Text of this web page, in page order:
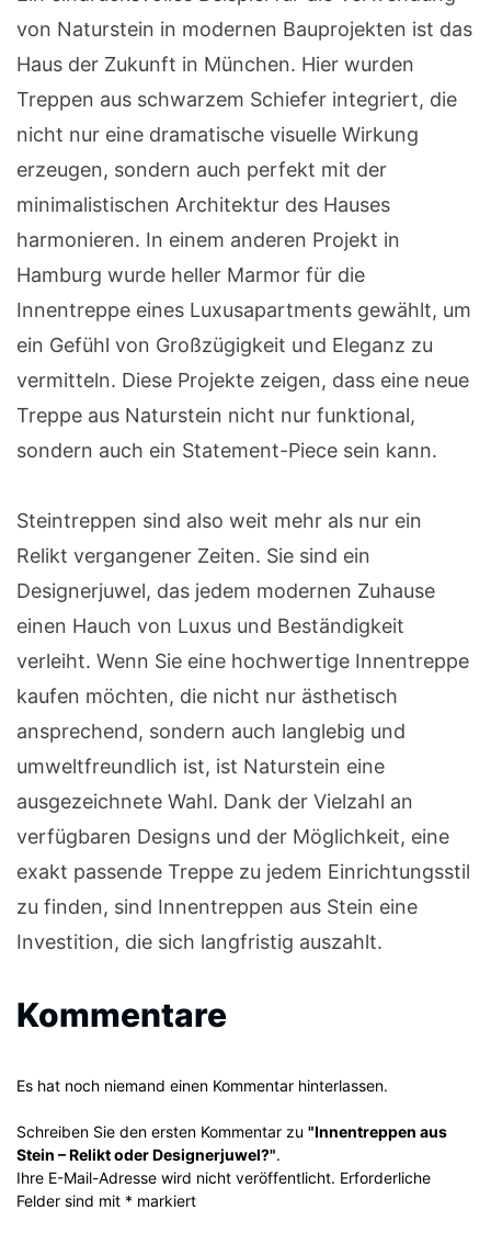
von Naturstein in modernen Bauprojekten ist das
Haus der Zukunft in München. Hier wurden
Treppen aus schwarzem Schiefer integriert, die
nicht nur eine dramatische visuelle Wirkung
erzeugen, sondern auch perfekt mit der
minimalistischen Architektur des Hauses
harmonieren. In einem anderen Projekt in
Hamburg wurde heller Marmor für die
Innentreppe eines Luxusapartments gewählt, um
ein Gefühl von Großzügigkeit und Eleganz zu
vermitteln. Diese Projekte zeigen, dass eine neue
Treppe aus Naturstein nicht nur funktional,
sondern auch ein Statement-Piece sein kann.
Steintreppen sind also weit mehr als nur ein
Relikt vergangener Zeiten. Sie sind ein
Designerjuwel, das jedem modernen Zuhause
einen Hauch von Luxus und Beständigkeit
verleiht. Wenn Sie eine hochwertige Innentreppe
kaufen möchten, die nicht nur ästhetisch
ansprechend, sondern auch langlebig und
umweltfreundlich ist, ist Naturstein eine
ausgezeichnete Wahl. Dank der Vielzahl an
verfügbaren Designs und der Möglichkeit, eine
exakt passende Treppe zu jedem Einrichtungsstil
zu finden, sind Innentreppen aus Stein eine
Investition, die sich langfristig auszahlt.
Kommentare
Es hat noch niemand einen Kommentar hinterlassen.
Schreiben Sie den ersten Kommentar zu "Innentreppen aus
Stein – Relikt oder Designerjuwel?".
Ihre E-Mail-Adresse wird nicht veröffentlicht. Erforderliche
Felder sind mit * markiert